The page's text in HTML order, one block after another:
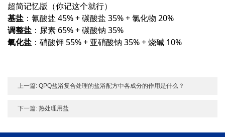
超简记忆版（你记这个就行）
基盐 ：氰酸盐 45% + 碳酸盐 35% + 氯化物 20%
调整盐 ：尿素 65% + 碳酸钠 35%
氧化盐 ：硝酸钾 55% + 亚硝酸钠 35% + 烧碱 10%
上一篇:QPQ盐浴复合处理的盐浴配方中各成分的作用是什么？
下一篇:热处理用盐